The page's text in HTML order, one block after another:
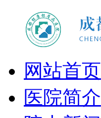
网站首页
医院简介